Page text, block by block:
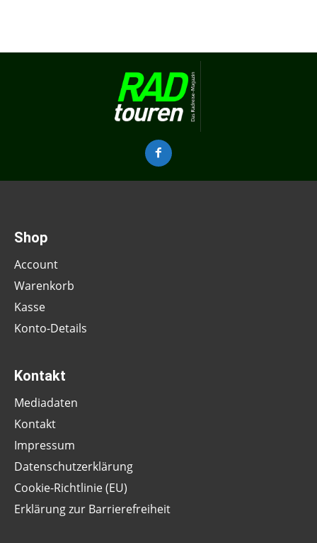
Shop
Account
Warenkorb
Kasse
Konto-Details
Kontakt
Mediadaten
Kontakt
Impressum
Datenschutzerklärung
Cookie-Richtlinie (EU)
Erklärung zur Barrierefreiheit